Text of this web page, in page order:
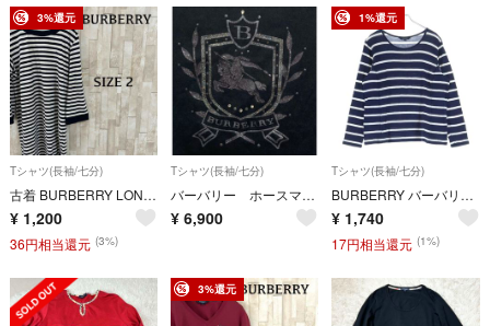
3%還元
Tシャツ(長袖/七分)
古着 BURBERRY LONDON 七分袖 Tシャツ サイズ2 ボーダー
¥ 1,200
36円相当還元 (3%)
Tシャツ(長袖/七分)
バーバリー ホースマーク ビッグロゴ ロンT 長袖Tシャツ デカロゴ
¥ 6,900
1%還元
Tシャツ(長袖/七分)
BURBERRY バーバリー ボーダー柄 長袖Tシャツ ロングスリーブ ロンティー ネイビー レディース
¥ 1,740
17円相当還元 (1%)
3%還元